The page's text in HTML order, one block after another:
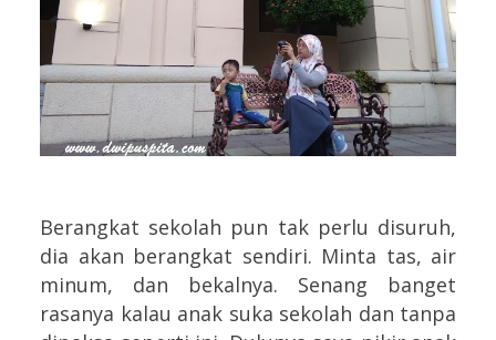
Berangkat sekolah pun tak perlu disuruh,
dia akan berangkat sendiri. Minta tas, air
minum, dan bekalnya. Senang banget
rasanya kalau anak suka sekolah dan tanpa